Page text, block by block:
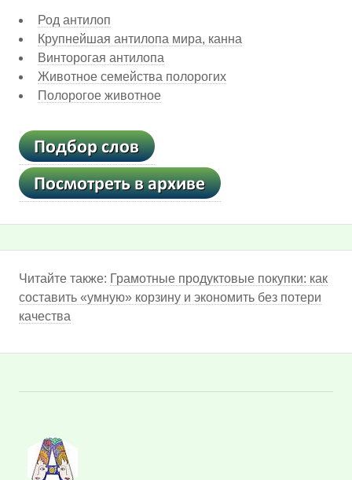
Род антилоп
Крупнейшая антилопа мира, канна
Винторогая антилопа
Животное семейства полорогих
Полорогое животное
Читайте также: Грамотные продуктовые покупки: как
составить «умную» корзину и экономить без потери
качества